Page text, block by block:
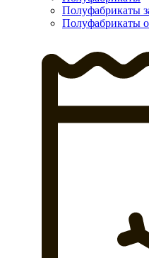
Полуфабрикаты
Полуфабрикаты